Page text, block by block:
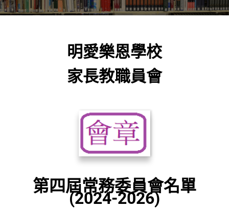
明愛樂恩學校
家長教職員會
第四屆常務委員會名單
(2024-2026)